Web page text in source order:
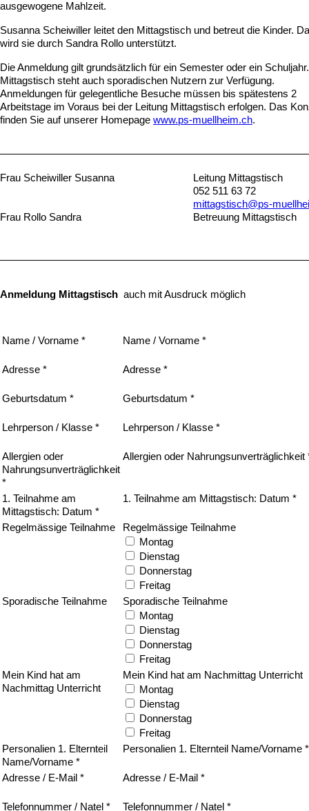
ausgewogene Mahlzeit.
Susanna Scheiwiller leitet den Mittagstisch und betreut die Kinder.
wird sie durch Sandra Rollo unterstützt.
Die Anmeldung gilt grundsätzlich für ein Semester oder ein
Mittagstisch steht auch sporadischen Nutzern zur Verfügung.
Anmeldungen für gelegentliche Besuche müssen bis spätestens 2
Arbeitstage im Voraus bei der Leitung Mittagstisch erfolgen. Das
finden Sie auf unserer Homepage www.ps-muellheim.ch.
Frau Scheiwiller Susanna
Leitung Mittagstisch
052 511 63 72
mittagstisch@ps-
Frau Rollo Sandra
Betreuung Mittagstisch
Anmeldung Mittagstisch auch mit Ausdruck möglich
Name / Vorname * Name / Vorname *
Adresse * Adresse *
Geburtsdatum * Geburtsdatum *
Lehrperson / Klasse * Lehrperson / Klasse *
Allergien oder
Nahrungsunverträglichkeit
*
Allergien oder Nahrungsunverträglichkeit
1. Teilnahme am
Mittagstisch: Datum *
1. Teilnahme am Mittagstisch: Datum *
Regelmässige Teilnahme
Regelmässige Teilnahme
Montag
Dienstag
Donnerstag
Freitag
Sporadische Teilnahme
Sporadische Teilnahme
Montag
Dienstag
Donnerstag
Freitag
Mein Kind hat am
Nachmittag Unterricht
Mein Kind hat am Nachmittag Unterricht
Montag
Dienstag
Donnerstag
Freitag
Personalien 1. Elternteil
Name/Vorname *
Personalien 1. Elternteil Name/Vorname *
Adresse / E-Mail * Adresse / E-Mail *
Telefonnummer / Natel * Telefonnummer / Natel *